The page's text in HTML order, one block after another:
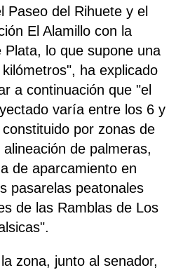
Paseo del Rihuete y el
El Alamillo con la
Plata, lo que supone una
ha explicado
a continuación que "el
varía entre los 6 y
por zonas de
de palmeras,
de aparcamiento en
pasarelas peatonales
de las Ramblas de Los
zona, junto al senador,